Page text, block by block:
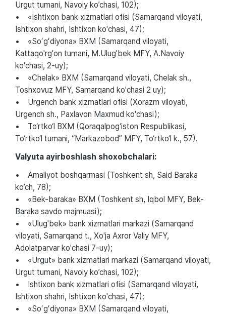
Urgut tumani, Navoiy ko’chasi, 102);
• «Ishtixon bank xizmatlari ofisi (Samarqand viloyati,
Ishtixon shahri, Ishtixon ko'chasi, 47);
• «Soʻgʻdiyona» BXM (Samarqand viloyati,
Kattaqo'rg'on tumani, M.Ulug'bek MFY, A.Navoiy
ko'chasi, 2-uy);
• «Chelak» BXM (Samarqand viloyati, Chelak sh.,
Toshxovuz MFY, Samarqand ko'chasi 2 uy);
• Urgench bank xizmatlari ofisi (Xorazm viloyati,
Urgench sh., Paxlavon Maxmud ko'chasi);
• To‘rtko‘l BXM (Qoraqalpog‘iston Respublikasi,
To‘rtko‘l tumani, “Markazobod” MFY, To‘rtko‘l k., 57).
Valyuta ayirboshlash shoxobchalari:
• Amaliyot boshqarmasi (Toshkent sh, Said Baraka
ko’ch, 78);
• «Bek-baraka» BXM (Toshkent sh, Iqbol MFY, Bek-
Baraka savdo majmuasi);
• «Ulug'bek» bank xizmatlari markazi (Samarqand
viloyati, Samarqand t., Xo'ja Axror Valiy MFY,
Adolatparvar ko'chasi 7-uy);
• «Urgut» bank xizmatlari markazi (Samarqand viloyati,
Urgut tumani, Navoiy ko’chasi, 102);
• Ishtixon bank xizmatlari ofisi (Samarqand viloyati,
Ishtixon shahri, Ishtixon ko'chasi, 47);
• «Soʻgʻdiyona» BXM (Samarqand viloyati,